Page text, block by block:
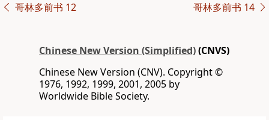
哥林多前书 12 哥林多前书 14
Chinese New Version (Simplified)(CNVS)
Chinese New Version (CNV). Copyright ©
1976, 1992, 1999, 2001, 2005 by
Worldwide Bible Society.